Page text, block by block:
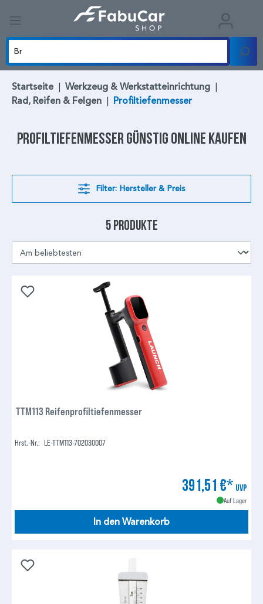
Startseite | Werkzeug & Werkstatteinrichtung |
Rad, Reifen & Felgen | Profiltiefenmesser
Profiltiefenmesser günstig online kaufen
Filter: Hersteller & Preis
5 Produkte
TTM113 Reifenprofiltiefenmesser
Hrst.-Nr.: LE-TTM113-702030007
391,51 €* UVP
Auf Lager
In den Warenkorb